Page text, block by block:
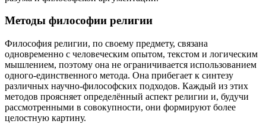
Методы философии религии
Философия религии, по своему предмету, связана
одновременно с человеческим опытом, текстом и логическим
мышлением, поэтому она не ограничивается использованием
одного-единственного метода. Она прибегает к синтезу
различных научно-философских подходов. Каждый из этих
методов проясняет определённый аспект религии и, будучи
рассмотренными в совокупности, они формируют более
целостную картину.